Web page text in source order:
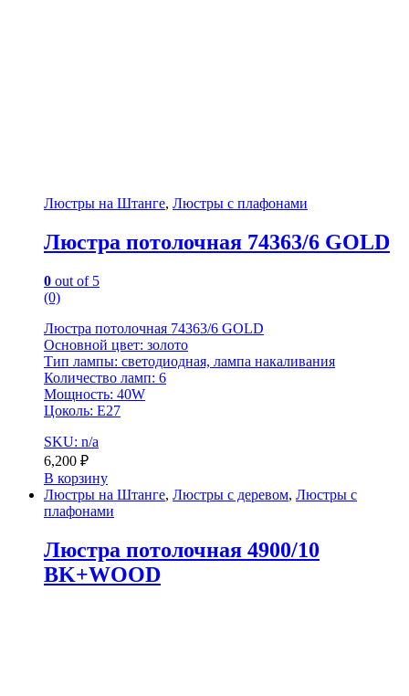
Люстры на Штанге, Люстры с плафонами
Люстра потолочная 74363/6 GOLD
0 out of 5
(0)
Люстра потолочная 74363/6 GOLD
Основной цвет: золото
Тип лампы: светодиодная, лампа накаливания
Количество ламп: 6
Мощность: 40W
Цоколь: E27
SKU: n/a
6,200 ₽
В корзину
Люстры на Штанге, Люстры с деревом, Люстры с
плафонами
Люстра потолочная 4900/10
BK+WOOD